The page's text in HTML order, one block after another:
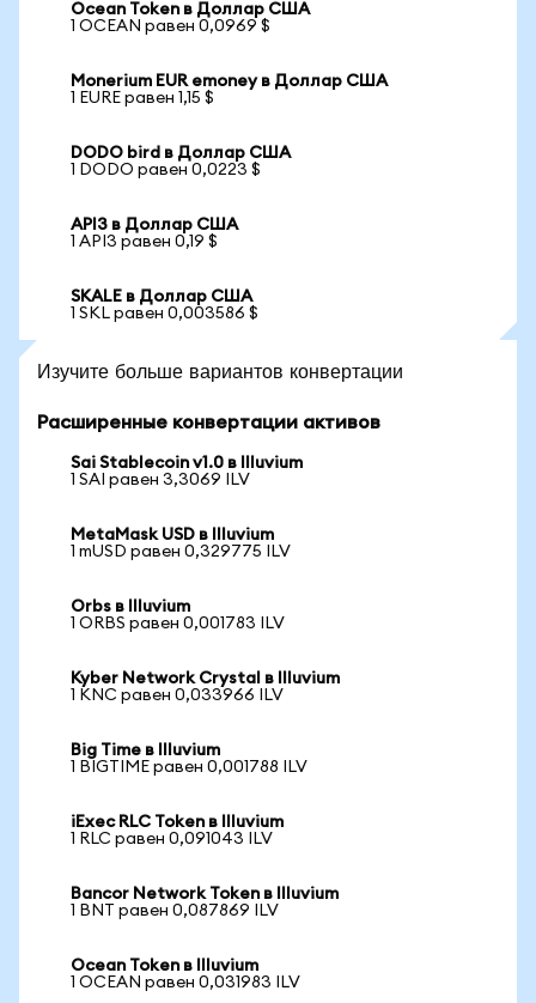
Ocean Token в Доллар США
1 OCEAN равен 0,0969 $
Monerium EUR emoney в Доллар США
1 EURE равен 1,15 $
DODO bird в Доллар США
1 DODO равен 0,0223 $
API3 в Доллар США
1 API3 равен 0,19 $
SKALE в Доллар США
1 SKL равен 0,003586 $
Изучите больше вариантов конвертации
Расширенные конвертации активов
Sai Stablecoin v1.0 в Illuvium
1 SAI равен 3,3069 ILV
MetaMask USD в Illuvium
1 mUSD равен 0,329775 ILV
Orbs в Illuvium
1 ORBS равен 0,001783 ILV
Kyber Network Crystal в Illuvium
1 KNC равен 0,033966 ILV
Big Time в Illuvium
1 BIGTIME равен 0,001788 ILV
iExec RLC Token в Illuvium
1 RLC равен 0,091043 ILV
Bancor Network Token в Illuvium
1 BNT равен 0,087869 ILV
Ocean Token в Illuvium
1 OCEAN равен 0,031983 ILV